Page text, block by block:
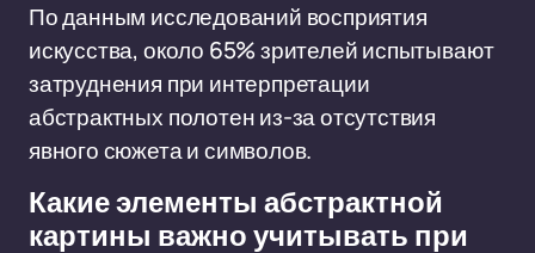
По данным исследований восприятия
искусства, около 65% зрителей испытывают
затруднения при интерпретации
абстрактных полотен из-за отсутствия
явного сюжета и символов.
Какие элементы абстрактной
картины важно учитывать при